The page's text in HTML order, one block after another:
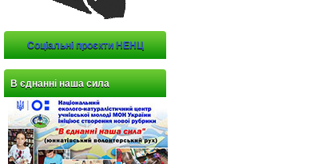
Соціальні проєкти НЕНЦ
В єднанні наша сила